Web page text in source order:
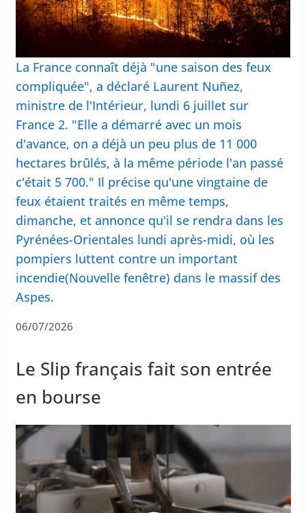
La France connaît déjà "une saison des feux
compliquée", a déclaré Laurent Nuñez,
ministre de l'Intérieur, lundi 6 juillet sur
France 2. "Elle a démarré avec un mois
d'avance, on a déjà un peu plus de 11 000
hectares brûlés, à la même période l'an passé
c'était 5 700." Il précise qu'une vingtaine de
feux étaient traités en même temps,
dimanche, et annonce qu'il se rendra dans les
Pyrénées-Orientales lundi après-midi, où les
pompiers luttent contre un important
incendie(Nouvelle fenêtre) dans le massif des
Aspes.
06/07/2026
Le Slip français fait son entrée
en bourse